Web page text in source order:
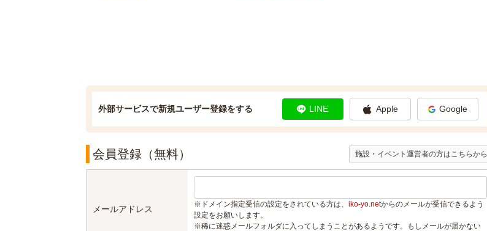
外部サービスで新規ユーザー登録をする LINE Apple Google
会員登録（無料） 施設・イベント運営者の方はこちらから
メールアドレス ※ドメイン指定受信の設定をされている方は、 iko-yo.netからのメールが受信できるよう
設定をお願いします。
※稀に迷惑メールフォルダに入ってしまうことがあるようです。もしメールが届かない